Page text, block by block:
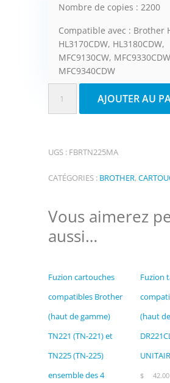
Nombre de copies : 2200
Compatible avec : Brother
HL3170CDW, HL3180CDW,
MFC9130CW,
MFC9340CDW
compatible
Brother
gamme)
TN225
225)
AJOUTER AU
UGS : FBRTN225MA
CATÉGORIES : BROTHER,
Vous aimerez
aussi…
Fuzion cartouches
compatibles Brother
(haut de gamme)
TN221 (TN-221) et
TN225 (TN-225)
ensemble des 4
Fuzion
(haut
$ 42.00